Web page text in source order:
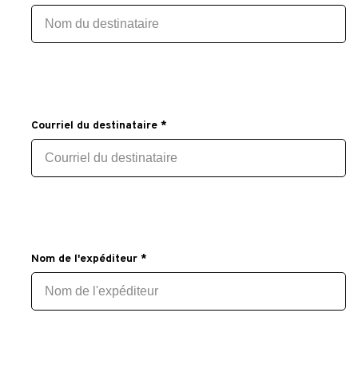
Courriel du destinataire *
Nom de l'expéditeur *